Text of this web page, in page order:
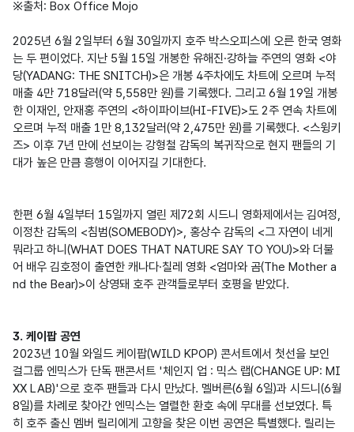
※출처: Box Office Mojo
2025년 6월 2일부터 6월 30일까지 호주 박스오피스에 오른 한국 영화
는 두 편이었다. 지난 5월 15일 개봉한 유해진·강하늘 주연의 영화 <야
당(YADANG: THE SNITCH)>은 개봉 4주차에도 차트에 오르며 누적
매출 4만 718달러(약 5,558만 원)를 기록했다. 그리고 6월 19일 개봉
한 이재인, 안재홍 주연의 <하이파이브(HI-FIVE)>도 2주 연속 차트에
오르며 누적 매출 1만 8,132달러(약 2,475만 원)를 기록했다. <스윙키
즈> 이후 7년 만에 선보이는 강형철 감독의 복귀작으로 현지 팬들의 기
대가 높은 만큼 흥행이 이어지길 기대한다.
한편 6월 4일부터 15일까지 열린 제72회 시드니 영화제에서는 김여정,
이정찬 감독의 <침범(SOMEBODY)>, 홍상수 감독의 <그 자연이 네게
뭐라고 하니(WHAT DOES THAT NATURE SAY TO YOU)>와 더불
어 배우 김호정이 출연한 캐나다·칠레 영화 <엄마와 곰(The Mother a
nd the Bear)>이 상영돼 호주 관객들로부터 호평을 받았다.
3. 케이팝 공연
2023년 10월 와일드 케이팝(WILD KPOP) 콘서트에서 첫선을 보인
걸그룹 엔믹스가 단독 팬콘서트 '체인지 업 : 믹스 랩(CHANGE UP: MI
XX LAB)'으로 호주 팬들과 다시 만났다. 멜버른(6월 6일)과 시드니(6월
8일)를 차례로 찾아간 엔믹스는 열렬한 환호 속에 무대를 선보였다. 특
히 호주 출신 멤버 릴리에게 고향을 찾은 이번 공연은 특별했다. 릴리는